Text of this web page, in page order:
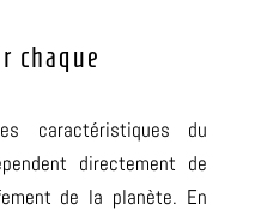
chaque
caractéristiques du
directement de
de la planète. En